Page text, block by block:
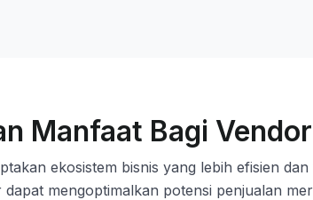
Manfaat Bagi Vendor
ekosistem bisnis yang lebih efisien
mengoptimalkan potensi penjualan